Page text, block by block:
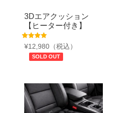
3Dエアクッション
【ヒーター付き】
5段階中
5.00
の評価
¥12,980（税込）
SOLD OUT